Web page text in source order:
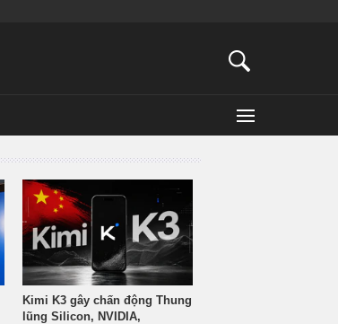
Kimi K3 gây chấn động Thung
lũng Silicon, NVIDIA,